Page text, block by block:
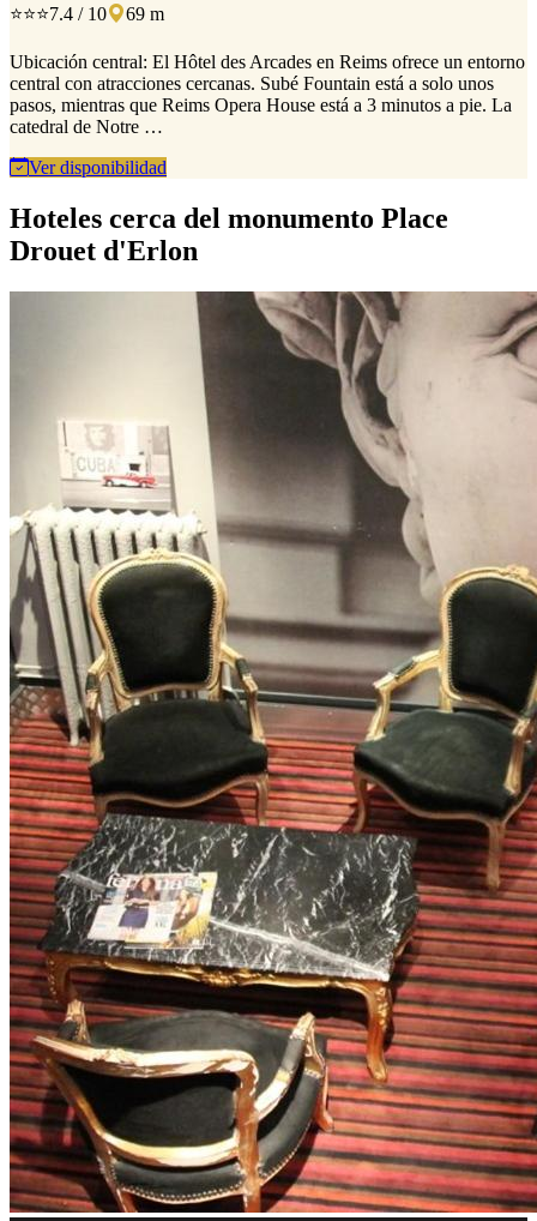
⭐⭐⭐7.4 / 10 69 m
Ubicación central: El Hôtel des Arcades en Reims ofrece un entorno
central con atracciones cercanas. Subé Fountain está a solo unos
pasos, mientras que Reims Opera House está a 3 minutos a pie. La
catedral de Notre …
Ver disponibilidad
Hoteles cerca del monumento Place
Drouet d'Erlon